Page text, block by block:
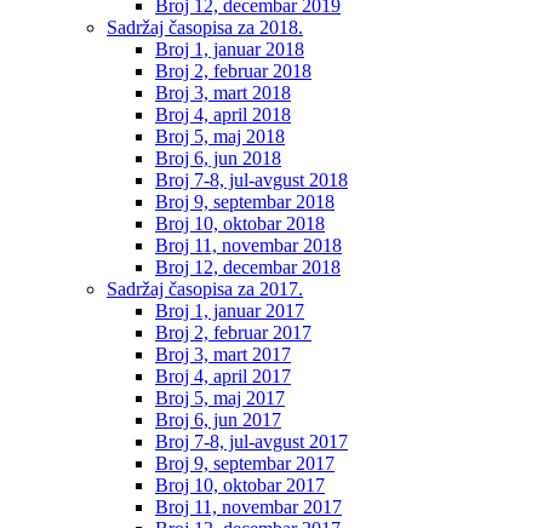
Broj 12, decembar 2019
Sadržaj časopisa za 2018.
Broj 1, januar 2018
Broj 2, februar 2018
Broj 3, mart 2018
Broj 4, april 2018
Broj 5, maj 2018
Broj 6, jun 2018
Broj 7-8, jul-avgust 2018
Broj 9, septembar 2018
Broj 10, oktobar 2018
Broj 11, novembar 2018
Broj 12, decembar 2018
Sadržaj časopisa za 2017.
Broj 1, januar 2017
Broj 2, februar 2017
Broj 3, mart 2017
Broj 4, april 2017
Broj 5, maj 2017
Broj 6, jun 2017
Broj 7-8, jul-avgust 2017
Broj 9, septembar 2017
Broj 10, oktobar 2017
Broj 11, novembar 2017